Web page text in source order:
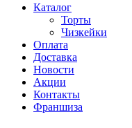
Каталог
Торты
Чизкейки
Оплата
Доставка
Новости
Акции
Контакты
Франшиза